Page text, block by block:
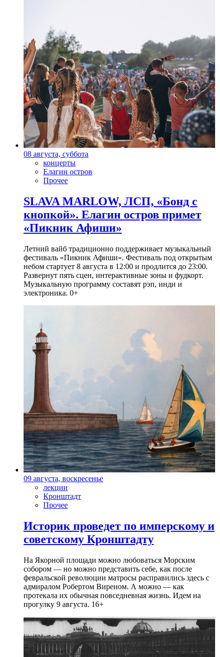
08 августа, суббота
концерты
Елагин остров
Прочее
SLAVA MARLOW, ЛСП, «Бонд с
кнопкой». Елагин остров примет
«Пикник Афиши»
Летний вайб традиционно поддерживает музыкальный
фестиваль «Пикник Афиши». Фестиваль под открытым
небом стартует 8 августа в 12:00 и продлится до 23:00.
Развернут пять сцен, интерактивные зоны и фудкорт.
Музыкальную программу составят рэп, инди и
электроника. 0+
09 августа, воскресенье
лекции
Кронштадт
Прочее
Историк проведет по имперскому и
советскому Кронштадту
На Якорной площади можно любоваться Морским
собором — но можно представить себе, как после
февральской революции матросы расправились здесь с
адмиралом Робертом Виреном. А можно — как
протекала их обычная повседневная жизнь. Идем на
прогулку 9 августа. 16+